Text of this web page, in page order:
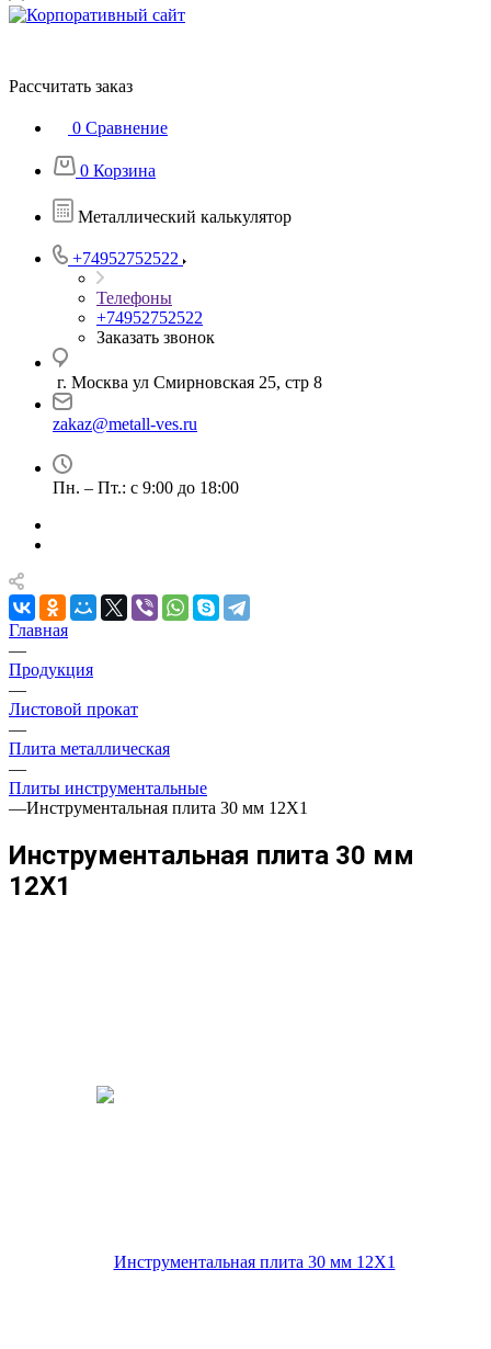
Рассчитать заказ
0 Сравнение
0 Корзина
Металлический калькулятор
+74952752522
Телефоны
+74952752522
Заказать звонок
г. Москва ул Смирновская 25, стр 8
zakaz@metall-ves.ru
Пн. – Пт.: с 9:00 до 18:00
Главная
—
Продукция
—
Листовой прокат
—
Плита металлическая
—
Плиты инструментальные
—Инструментальная плита 30 мм 12Х1
Инструментальная плита 30 мм
12Х1